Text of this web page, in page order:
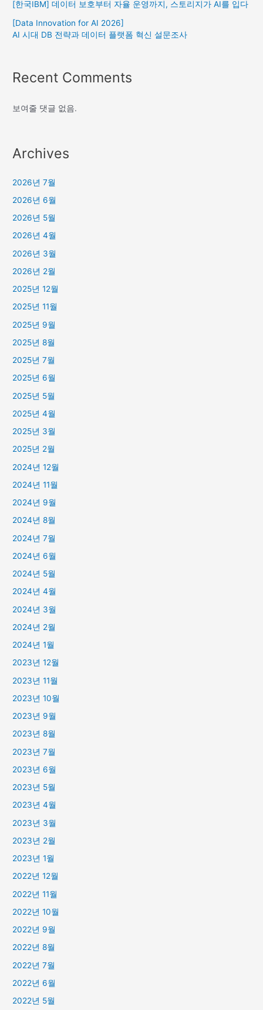
[한국IBM] 데이터 보호부터 자율 운영까지, 스토리지가 AI를 입다
[Data Innovation for AI 2026]
AI 시대 DB 전략과 데이터 플랫폼 혁신 설문조사
Recent Comments
보여줄 댓글 없음.
Archives
2026년 7월
2026년 6월
2026년 5월
2026년 4월
2026년 3월
2026년 2월
2025년 12월
2025년 11월
2025년 9월
2025년 8월
2025년 7월
2025년 6월
2025년 5월
2025년 4월
2025년 3월
2025년 2월
2024년 12월
2024년 11월
2024년 9월
2024년 8월
2024년 7월
2024년 6월
2024년 5월
2024년 4월
2024년 3월
2024년 2월
2024년 1월
2023년 12월
2023년 11월
2023년 10월
2023년 9월
2023년 8월
2023년 7월
2023년 6월
2023년 5월
2023년 4월
2023년 3월
2023년 2월
2023년 1월
2022년 12월
2022년 11월
2022년 10월
2022년 9월
2022년 8월
2022년 7월
2022년 6월
2022년 5월